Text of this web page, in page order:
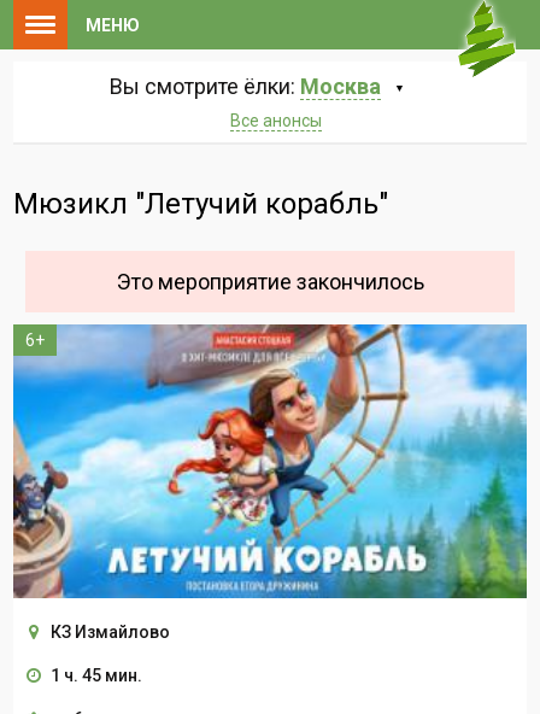
МЕНЮ
Вы смотрите ёлки: Москва
Все анонсы
Мюзикл "Летучий корабль"
Это мероприятие закончилось
6+
КЗ Измайлово
1 ч. 45 мин.